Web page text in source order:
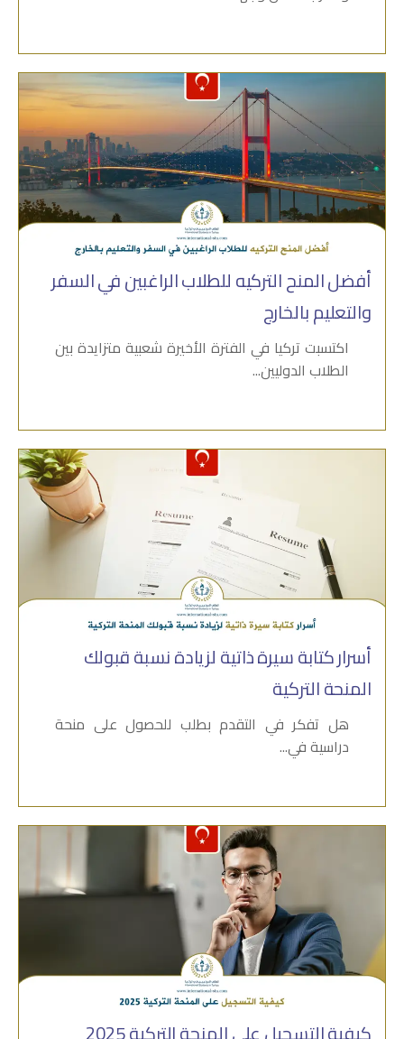
أفضل المنح التركيه للطلاب الراغبين في السفر
والتعليم بالخارج
اكتسبت تركيا في الفترة الأخيرة شعبية متزايدة بين
الطلاب الدوليين...
أسرار كتابة سیرة ذاتیة لزيادة نسبة قبولك
المنحة التركية
هل تفكر في التقدم بطلب للحصول على منحة
دراسية في...